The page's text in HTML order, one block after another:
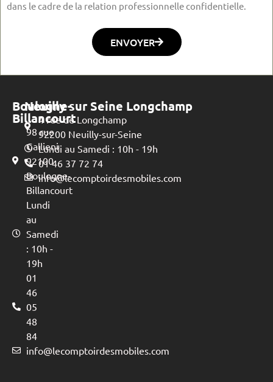
dans le cadre de la relation professionnelle confidentielle.
ENVOYER
Boulogne-
Billancourt
98 rue
Gallieni
92100
Boulogne-
Billancourt
Lundi
au
Samedi
: 10h -
19h
01
46
05
48
84
info@lecomptoirdesmobiles.com
Neuilly sur Seine Longchamp
4 rue de Longchamp
92200 Neuilly-sur-Seine
Lundi au Samedi : 10h - 19h
01 46 37 72 74
info@lecomptoirdesmobiles.com